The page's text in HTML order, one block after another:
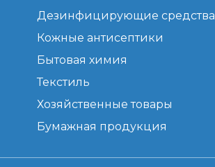
Дезинфицирующие средства
Кожные антисептики
Бытовая химия
Текстиль
Хозяйственные товары
Бумажная продукция